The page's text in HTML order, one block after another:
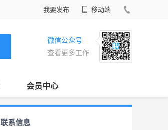
我要发布 移动端
微信公众号
查看更多工作
会员中心
联系信息